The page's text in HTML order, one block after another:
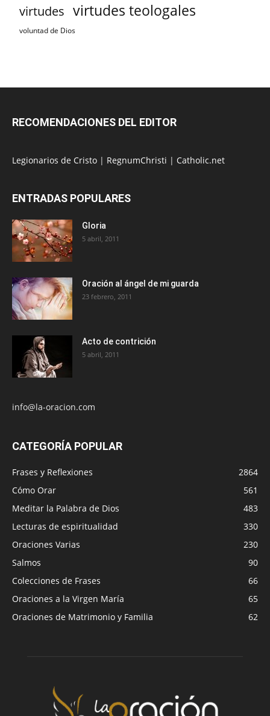
virtudes virtudes teologales
voluntad de Dios
RECOMENDACIONES DEL EDITOR
Legionarios de Cristo | RegnumChristi | Catholic.net
ENTRADAS POPULARES
Gloria
5 abril, 2011
Oración al ángel de mi guarda
23 febrero, 2011
Acto de contrición
5 abril, 2011
info@la-oracion.com
CATEGORÍA POPULAR
Frases y Reflexiones
2864
Cómo Orar
561
Meditar la Palabra de Dios
483
Lecturas de espiritualidad
330
Oraciones Varias
230
Salmos
90
Colecciones de Frases
66
Oraciones a la Virgen María
65
Oraciones de Matrimonio y Familia
62